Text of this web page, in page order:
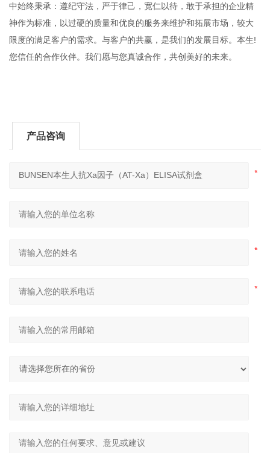
中始终秉承：遵纪守法，严于律己，宽仁以待，敢于承担的企业精
神作为标准，以过硬的质量和优良的服务来维护和拓展市场，较大
限度的满足客户的需求。与客户的共赢，是我们的发展目标。本生!
您信任的合作伙伴。我们愿与您真诚合作，共创美好的未来。
产品咨询